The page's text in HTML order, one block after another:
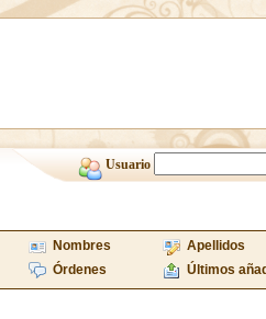
Usuario
Nombres Apellidos
Órdenes Últimos